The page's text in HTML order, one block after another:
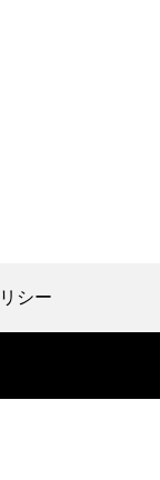
シー